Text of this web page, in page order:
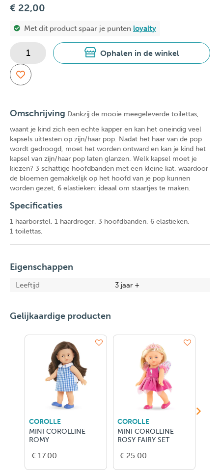
€ 22,00
Met dit product spaar je punten loyalty
Ophalen in de winkel
Omschrijving Dankzij de mooie meegeleverde toilettas,
waant je kind zich een echte kapper en kan het oneindig veel
kapsels uittesten op zijn/haar pop. Nadat het haar van de pop
wordt gedroogd, moet het worden ontward en kan je kind het
kapsel van zijn/haar pop laten glanzen. Welk kapsel moet je
kiezen? 3 schattige hoofdbanden met een kleine kat, waardoor
de bloemen gemakkelijk op het hoofd van je pop kunnen
worden gezet, 6 elastieken: ideaal om staartjes te maken.
Specificaties
1 haarborstel, 1 haardroger, 3 hoofdbanden, 6 elastieken,
1 toilettas.
Eigenschappen
Leeftijd 3 jaar +
Gelijkaardige producten
COROLLE
MINI COROLLINE
ROMY
€ 17.00
COROLLE
MINI COROLLINE
ROSY FAIRY SET
€ 25.00